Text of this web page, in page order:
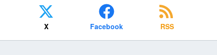
X Facebook RSS